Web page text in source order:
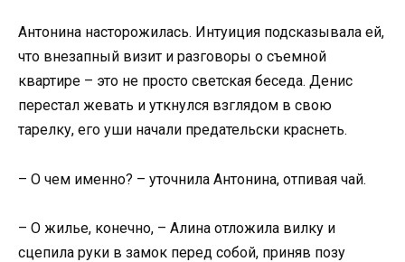
Антонина насторожилась. Интуиция подсказывала ей,
что внезапный визит и разговоры о съемной
квартире – это не просто светская беседа. Денис
перестал жевать и уткнулся взглядом в свою
тарелку, его уши начали предательски краснеть.
– О чем именно? – уточнила Антонина, отпивая чай.
– О жилье, конечно, – Алина отложила вилку и
сцепила руки в замок перед собой, приняв позу